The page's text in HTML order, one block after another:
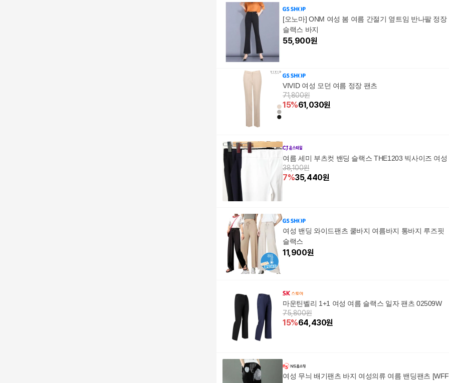
[오노마] ONM 여성 봄 여름 간절기 옆트임 반나팔 정장
슬랙스 바지
55,900원
VIVID 여성 모던 여름 정장 팬츠
71,800원
15%61,030원
여름 세미 부츠컷 밴딩 슬랙스 THE1203 빅사이즈 여성
38,100원
7%35,440원
여성 밴딩 와이드팬츠 쿨바지 여름바지 통바지 루즈핏
슬랙스
11,900원
마운틴벨리 1+1 여성 여름 슬랙스 일자 팬츠 02509W
75,800원
15%64,430원
여성 무늬 배기팬츠 바지 여성의류 여름 밴딩팬츠 [WFF